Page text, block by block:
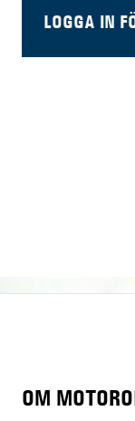
LOGGA IN
OM